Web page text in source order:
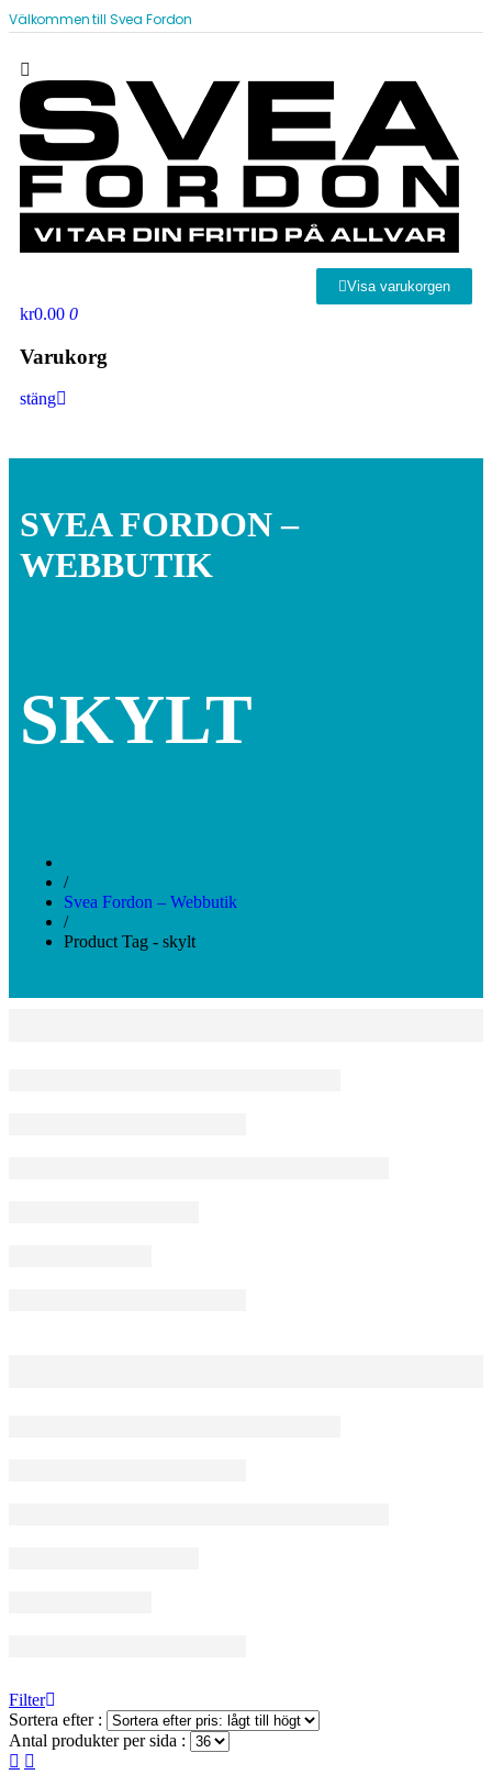
Välkommen till Svea Fordon
Visa varukorgen
kr0.00 0
Varukorg
stäng
SVEA FORDON –
WEBBUTIK
SKYLT
/
Svea Fordon – Webbutik
/
Product Tag - skylt
Filter
Sortera efter :
Antal produkter per sida :